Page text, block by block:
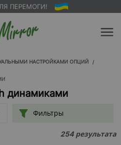
ПЕРЕМОГИ!
Вход |
О
НАСТРОЙКАМИ ОПЦИЙ
динамиками
Фильтры
254результата